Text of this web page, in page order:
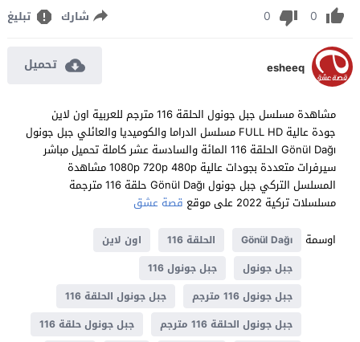
0
0 شارك تبليغ
esheeq تحميل
مشاهدة مسلسل جبل جونول الحلقة 116 مترجم للعربية اون لاين
جودة عالية FULL HD مسلسل الدراما والكوميديا والعائلي جبل جونول
Gönül Dağı الحلقة 116 المائة والسادسة عشر كاملة تحميل مباشر
سيرفرات متعددة بجودات عالية 1080p 720p 480p مشاهدة
المسلسل التركي جبل جونول Gönül Dağı حلقة 116 مترجمة
مسلسلات تركية 2022 على موقع
قصة عشق
اوسمة
Gönül Dağı الحلقة 116
اون لاين
جبل جونول
جبل جونول 116
جبل جونول 116 مترجم
جبل جونول الحلقة 116
جبل جونول الحلقة 116 مترجم
جبل جونول حلقة 116